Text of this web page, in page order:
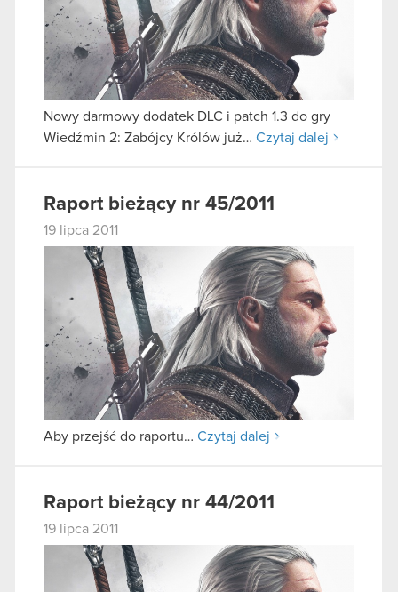
Nowy darmowy dodatek DLC i patch 1.3 do gry
Wiedźmin 2: Zabójcy Królów już… Czytaj dalej
Raport bieżący nr 45/2011
19 lipca 2011
Aby przejść do raportu… Czytaj dalej
Raport bieżący nr 44/2011
19 lipca 2011